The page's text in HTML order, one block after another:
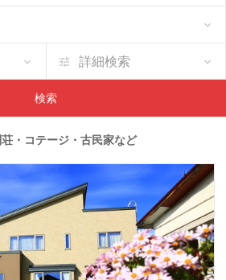
詳細検索
検索
・コテージ・古民家など